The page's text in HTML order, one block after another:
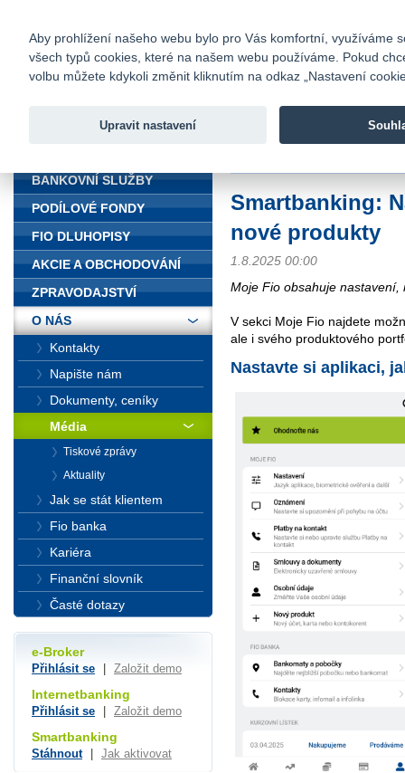
Fio banka
Fio banka
Smartbanking:
nové produkty
1.8.2025 00:00
Moje Fio obsahuje
V sekci Moje Fio najdete
ale i svého produktového
Nastavte si aplikaci,
BANKOVNÍ SLUŽBY
PODÍLOVÉ FONDY
FIO DLUHOPISY
AKCIE A OBCHODOVÁNÍ
ZPRAVODAJSTVÍ
O NÁS
Kontakty
Napište nám
Dokumenty, ceníky
Média
Tiskové zprávy
Aktuality
Jak se stát klientem
Fio banka
Kariéra
Finanční slovník
Časté dotazy
e-Broker
Přihlásit se Založit demo
Internetbanking
Přihlásit se Založit demo
Smartbanking
Stáhnout Jak aktivovat
Aby prohlížení našeho webu bylo pro Vás komfortní, využíváme
všech typů cookies, které na našem webu používáme. Pokud
volbu můžete kdykoli změnit kliknutím na odkaz „Nastavení
Upravit nastavení